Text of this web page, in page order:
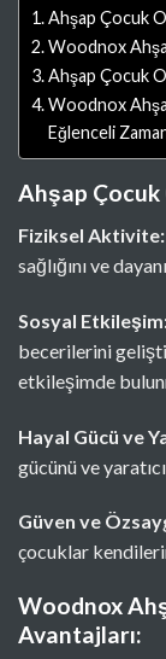
Ahşap Çocuk
Woodnox
Ahşap Çocuk
Woodnox
Eğlenceli
Ahşap Çocuk
Fiziksel Aktivite:
sağlığını ve
Sosyal
becerilerini
etkileşimde
Hayal Gücü ve
gücünü ve
Güven ve
çocuklar
Woodnox
Avantajları: